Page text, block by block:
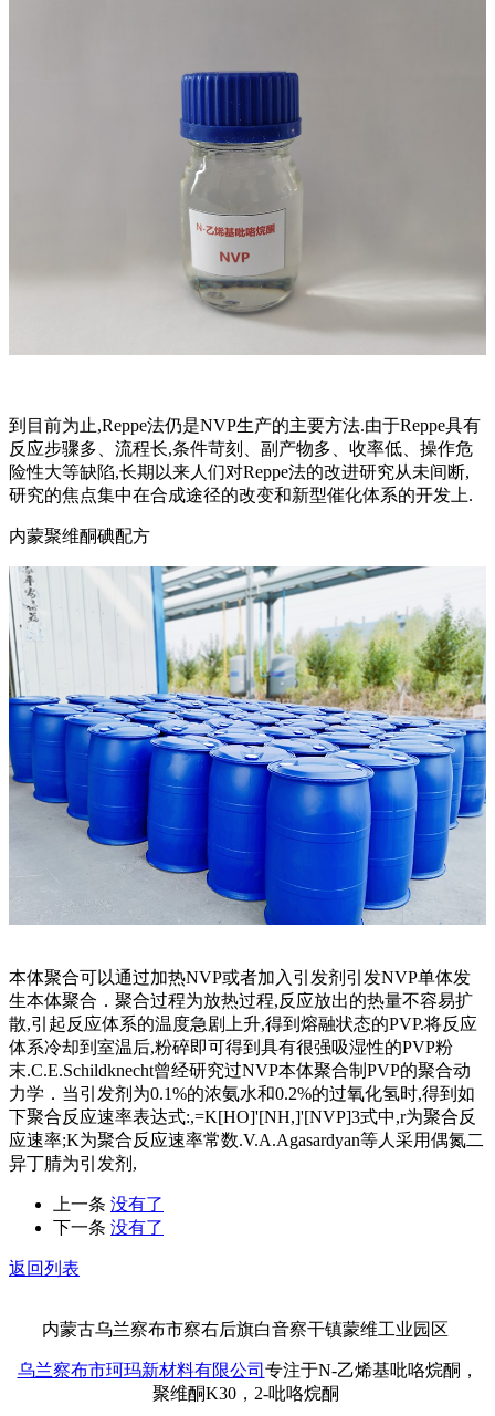
到目前为止,Reppe法仍是NVP生产的主要方法.由于Reppe具有
反应步骤多、流程长,条件苛刻、副产物多、收率低、操作危
险性大等缺陷,长期以来人们对Reppe法的改进研究从未间断,
研究的焦点集中在合成途径的改变和新型催化体系的开发上.
内蒙聚维酮碘配方
本体聚合可以通过加热NVP或者加入引发剂引发NVP单体发
生本体聚合．聚合过程为放热过程,反应放出的热量不容易扩
散,引起反应体系的温度急剧上升,得到熔融状态的PVP.将反应
体系冷却到室温后,粉碎即可得到具有很强吸湿性的PVP粉
末.C.E.Schildknecht曾经研究过NVP本体聚合制PVP的聚合动
力学．当引发剂为0.1%的浓氨水和0.2%的过氧化氢时,得到如
下聚合反应速率表达式:,=K[HO]'[NH,]'[NVP]3式中,r为聚合反
应速率;K为聚合反应速率常数.V.A.Agasardyan等人采用偶氮二
异丁腈为引发剂,
上一条 没有了
下一条 没有了
返回列表
内蒙古乌兰察布市察右后旗白音察干镇蒙维工业园区
乌兰察布市珂玛新材料有限公司 专注于N-乙烯基吡咯烷酮，
聚维酮K30，2-吡咯烷酮